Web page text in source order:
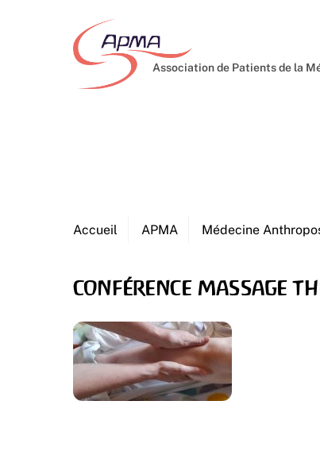
Association de Patients de la
Accueil APMA Médecine
conférence massage